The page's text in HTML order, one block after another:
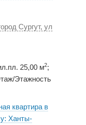
Сургут, ул
25,00 м2;
Этажность
квартира в
Ханты-